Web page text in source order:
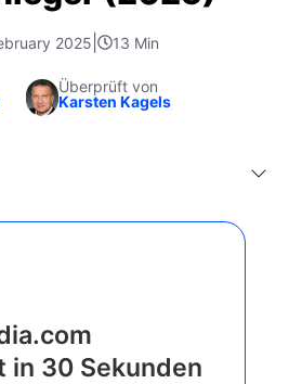
2025 13 Min
Überprüft von
Karsten Kagels
in 30 Sekunden